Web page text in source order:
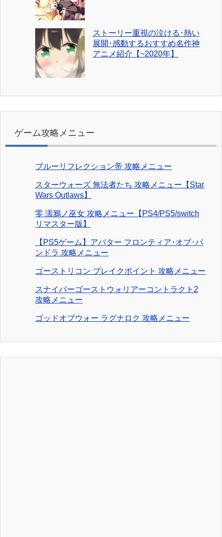
ストーリー重視の泣ける･熱い
展開･感動するおすすめ名作神
アニメ紹介【~2020年】
ゲーム攻略メニュー
ブルーリフレクション帝 攻略メニュー
スターウォーズ 無法者たち 攻略メニュー【Star
Wars Outlaws】
零 濡鴉ノ巫女 攻略メニュー【PS4/PS5/switch
リマスター版】
【PS5ゲーム】アバター フロンティア･オブ･パ
ンドラ 攻略メニュー
ゴーストリコン ブレイクポイント 攻略メニュー
スナイパーゴーストウォリアーコントラクト2
攻略メニュー
ゴッドオブウォー ラグナロク 攻略メニュー